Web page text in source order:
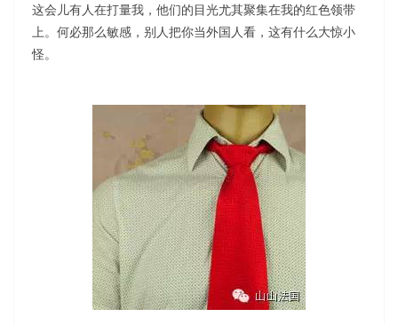
这会儿有人在打量我，他们的目光尤其聚集在我的红色领带
上。何必那么敏感，别人把你当外国人看，这有什么大惊小
怪。